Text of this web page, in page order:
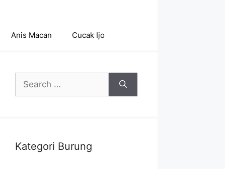
Anis Macan Cucak Ijo
Search
for:
Kategori Burung